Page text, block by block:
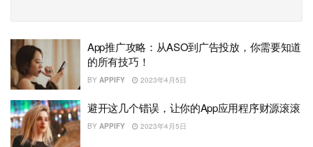
App推广攻略：从ASO到广告投放，你需要知道
的所有技巧！
BY APPIFY 2023年4月5日
避开这几个错误，让你的App应用程序财源滚滚
BY APPIFY 2023年4月5日